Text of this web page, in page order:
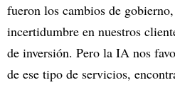
fueron los cambios de
incertidumbre en nuestros
de inversión. Pero la IA nos
de ese tipo de servicios,